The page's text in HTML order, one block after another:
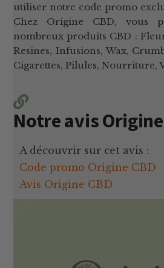
utiliser notre code promo
Chez Origine CBD, vous
nombreux produits CBD :
Resines, Infusions, Wax,
Cigarettes, Pilules, Nourriture,
Notre avis Origine
A découvrir sur cet avis :
Code promo Origine CBD
Avis Origine CBD